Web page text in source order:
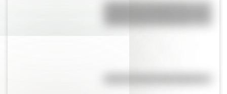
Inhibición conductual: la